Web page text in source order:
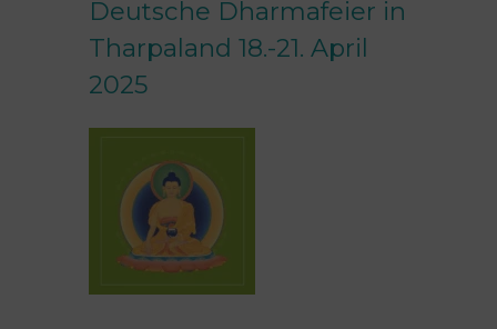
Deutsche Dharmafeier in
Tharpaland 18.-21. April
2025